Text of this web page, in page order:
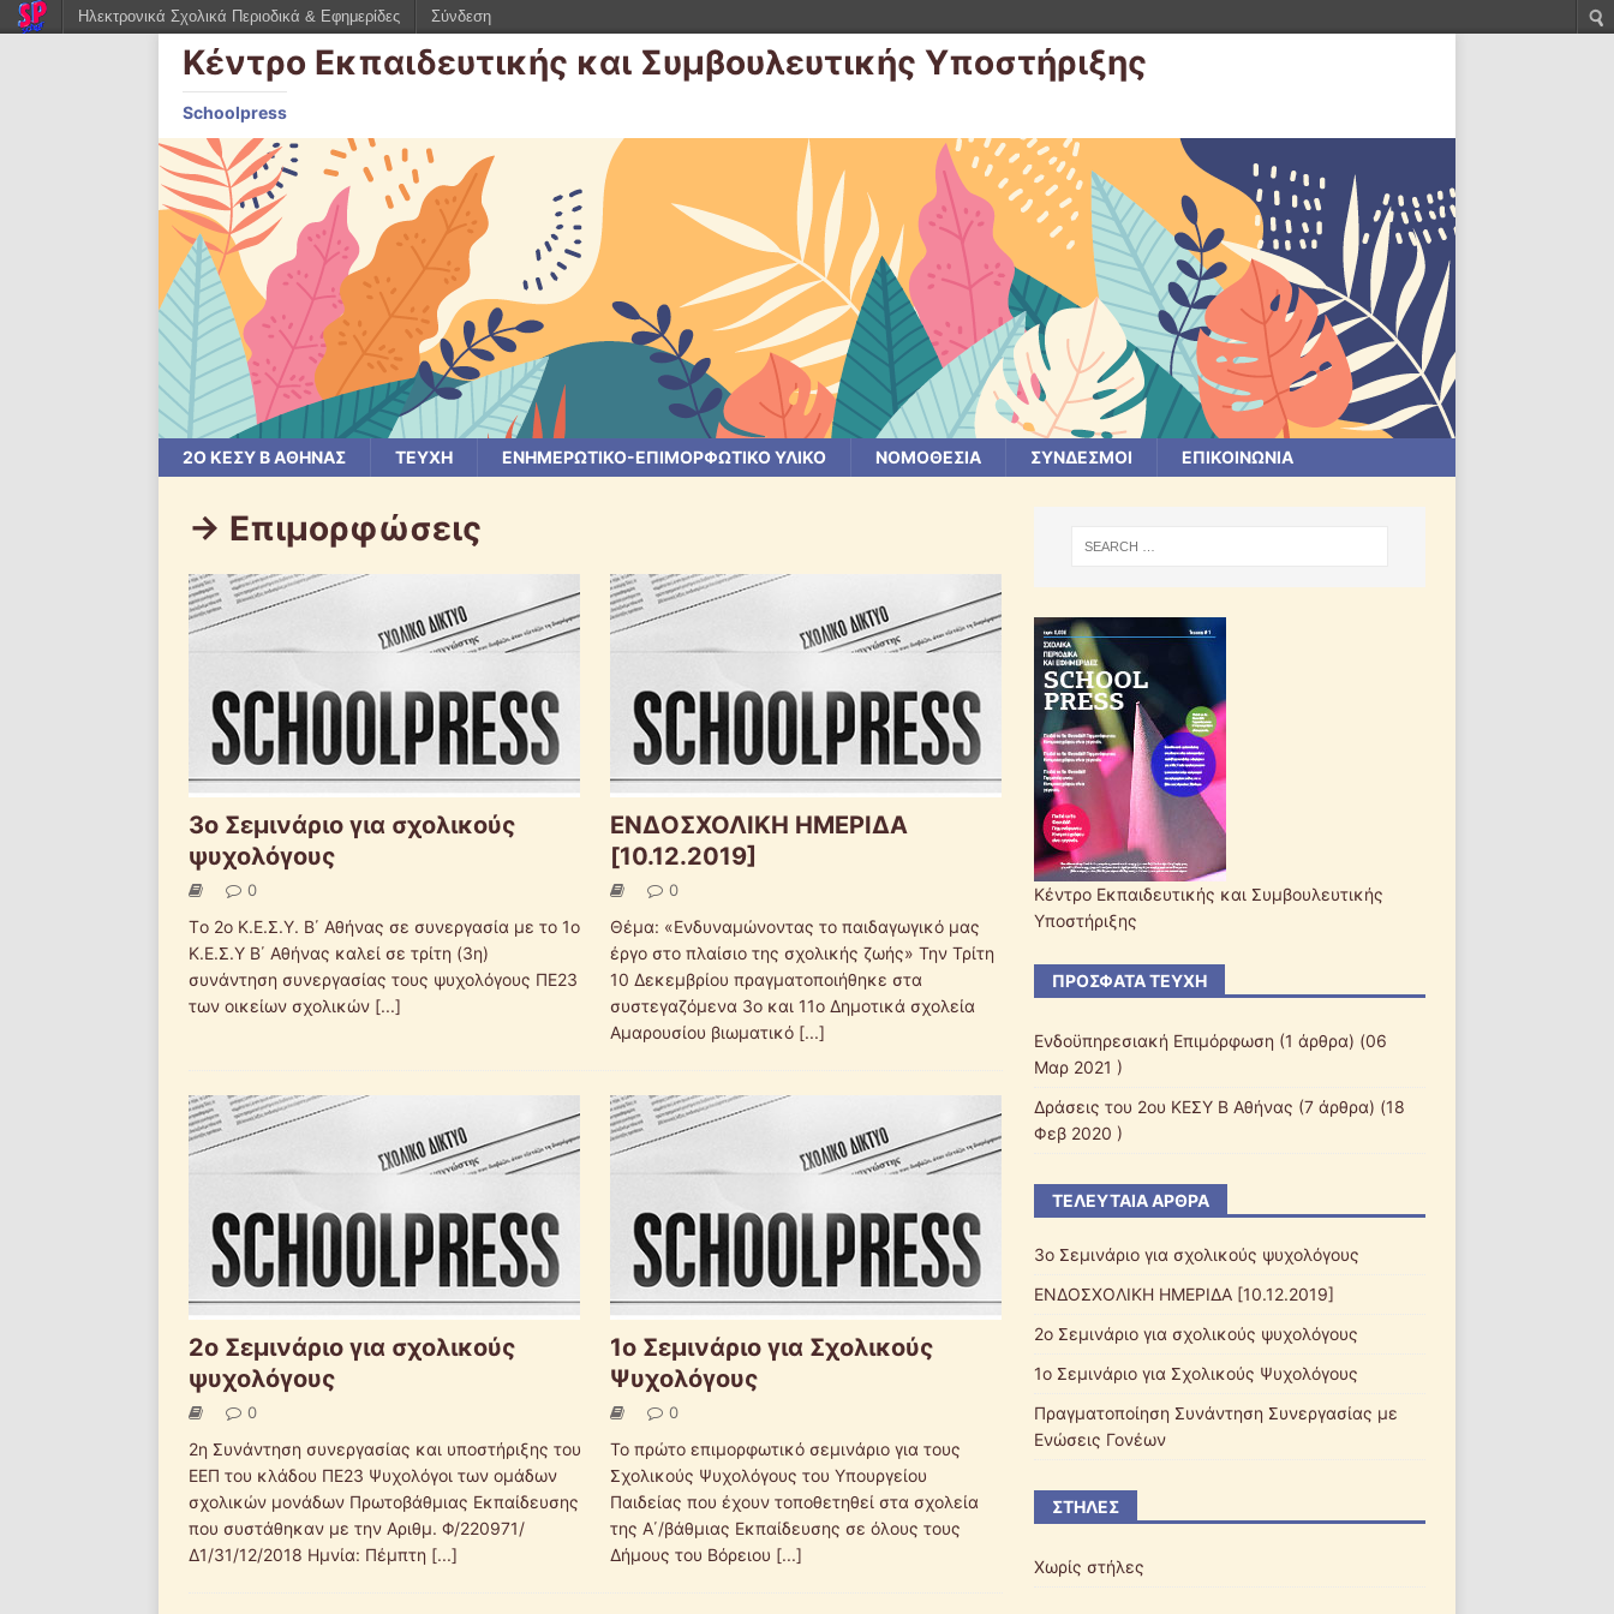
Κέντρο Εκπαιδευτικής και Συμβουλευτικής Υποστήριξης
Schoolpress
2Ο ΚΕΣΥ Β ΑΘΉΝΑΣ ΤΕΥΧΗ ΕΝΗΜΕΡΩΤΙΚΟ-ΕΠΙΜΟΡΦΩΤΙΚΟ ΥΛΙΚΟ ΝΟΜΟΘΕΣΊΑ ΣΎΝΔΕΣΜΟΙ ΕΠΙΚΟΙΝΩΝΙΑ
-> Επιμορφώσεις
3o Σεμινάριο για σχολικούς
ψυχολόγους
0
Tο 2ο Κ.Ε.Σ.Υ. Β΄ Αθήνας σε συνεργασία με το 1ο
Κ.Ε.Σ.Υ Β΄ Αθήνας καλεί σε τρίτη (3η)
συνάντηση συνεργασίας τους ψυχολόγους ΠΕ23
των οικείων σχολικών [...]
ΕΝΔΟΣΧΟΛΙΚΗ ΗΜΕΡΙΔΑ
[10.12.2019]
0
Θέμα: «Ενδυναμώνοντας το παιδαγωγικό μας
έργο στο πλαίσιο της σχολικής ζωής» Την Τρίτη
10 Δεκεμβρίου πραγματοποιήθηκε στα
συστεγαζόμενα 3ο και 11ο Δημοτικά σχολεία
Αμαρουσίου βιωματικό [...]
2o Σεμινάριο για σχολικούς
ψυχολόγους
0
2η Συνάντηση συνεργασίας και υποστήριξης του
ΕΕΠ του κλάδου ΠΕ23 Ψυχολόγοι των ομάδων
σχολικών μονάδων Πρωτοβάθμιας Εκπαίδευσης
που συστάθηκαν με την Αριθμ. Φ/220971/
Δ1/31/12/2018 Ημνία: Πέμπτη [...]
1o Σεμινάριο για Σχολικούς
Ψυχολόγους
0
Το πρώτο επιμορφωτικό σεμινάριο για τους
Σχολικούς Ψυχολόγους του Υπουργείου
Παιδείας που έχουν τοποθετηθεί στα σχολεία
της Α΄/βάθμιας Εκπαίδευσης σε όλους τους
Δήμους του Βόρειου [...]
Κέντρο Εκπαιδευτικής και Συμβουλευτικής
Υποστήριξης
ΠΡΌΣΦΑΤΑ ΤΕΎΧΗ
Ενδοϋπηρεσιακή Επιμόρφωση (1 άρθρα) (06
Μαρ 2021 )
Δράσεις του 2ου ΚΕΣΥ Β Αθήνας (7 άρθρα) (18
Φεβ 2020 )
ΤΕΛΕΥΤΑΊΑ ΆΡΘΡΑ
3o Σεμινάριο για σχολικούς ψυχολόγους
ΕΝΔΟΣΧΟΛΙΚΗ ΗΜΕΡΙΔΑ [10.12.2019]
2o Σεμινάριο για σχολικούς ψυχολόγους
1o Σεμινάριο για Σχολικούς Ψυχολόγους
Πραγματοποίηση Συνάντηση Συνεργασίας με
Ενώσεις Γονέων
ΣΤΉΛΕΣ
Χωρίς στήλες
Ηλεκτρονικά Σχολικά Περιοδικά & Εφημερίδες Σύνδεση